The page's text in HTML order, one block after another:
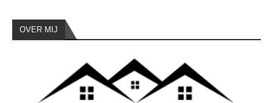
OVER MIJ